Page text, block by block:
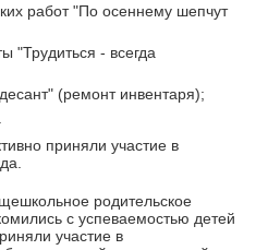
работ "По осеннему шепчут
"Трудиться - всегда
(ремонт инвентаря);
приняли участие в
родительское
с успеваемостью детей
участие в